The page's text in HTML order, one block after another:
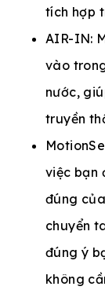
tích hợp
AIR-IN:
vào
nước,
truyền
việc bạn
đúng
chuyển
đúng ý
không